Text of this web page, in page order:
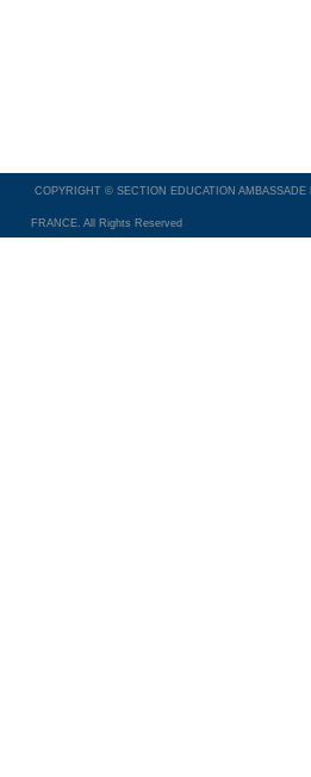
COPYRIGHT © SECTION EDUCATION AMBASSADE
FRANCE. All Rights Reserved